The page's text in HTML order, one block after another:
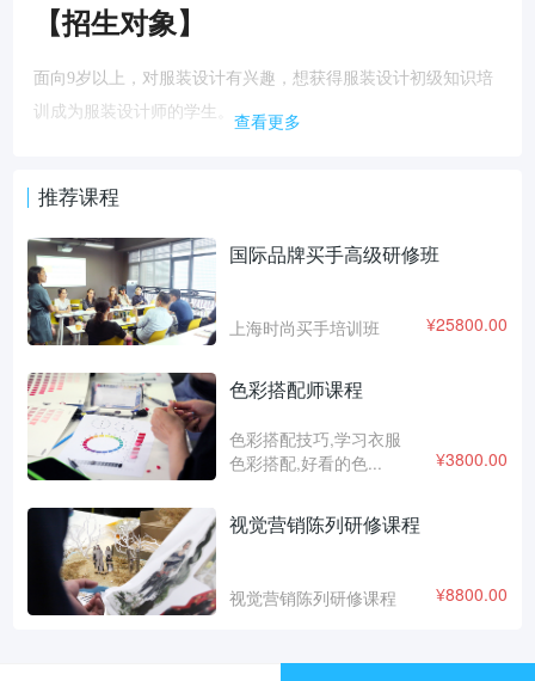
【招生对象】
面向9岁以上，对服装设计有兴趣，想获得服装设计初级知识培
训成为服装设计师的学生。
【课程内容】
Day 1
发现探索设计师必修技能
发现探索服装发展史及现代时尚
发现探索如何得到设计灵感
查看更多
推荐课程
国际品牌买手高级研修班
上海时尚买手培训班 ¥25800.00
色彩搭配师课程
色彩搭配技巧,学习衣服
色彩搭配,好看的色...
¥3800.00
视觉营销陈列研修课程
视觉营销陈列研修课程 ¥8800.00